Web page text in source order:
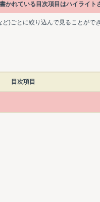
かれている目次項目はハイライト
)ごとに絞り込んで見ることがで
目次項目